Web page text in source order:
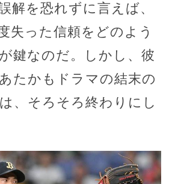
解を恐れずに言えば、
失った信頼をどのよう
鍵なのだ。しかし、彼
たかもドラマの結末の
、そろそろ終わりにし